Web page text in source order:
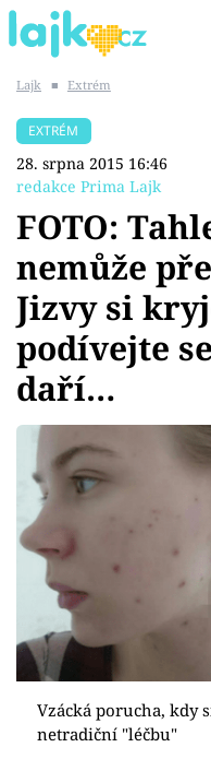
SHOPAHOLICADEL
Témata
Showbyznys
Youtubeři
Virály
Sex a vztahy
Videa
Sledujte prima+
Přihlášení
Sledujte nás
Lajk ■ Extrém
EXTRÉM
28. srpna 2015 16:46
redakce Prima Lajk
FOTO:
nemůže
Jizvy si
podívejte
daří…
Vzácká porucha, kdy
netradiční "léčbu"